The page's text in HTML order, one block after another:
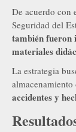
De acuerdo con
Seguridad del
también fueron
materiales
La estrategia
almacenamiento
accidentes y